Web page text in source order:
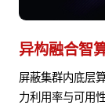
异构融合智
屏蔽集群内底层
力利用率与可用性